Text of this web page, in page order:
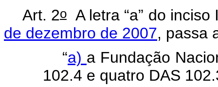
Art. 2oA letra “a” do inciso
de dezembro de 2007, passa
“a) a Fundação
102.4 e quatro DAS